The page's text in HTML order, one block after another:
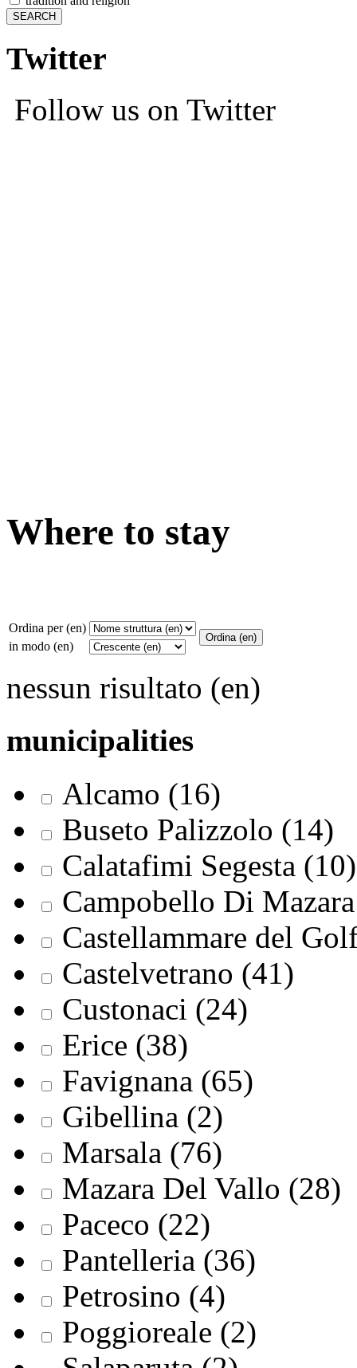
Twitter
Follow us on Twitter
Where to stay
Ordina per (en)
in modo (en)
nessun risultato (en)
municipalities
Alcamo (16)
Buseto Palizzolo (14)
Calatafimi Segesta (10)
Campobello Di
Castellammare del
Castelvetrano (41)
Custonaci (24)
Erice (38)
Favignana (65)
Gibellina (2)
Marsala (76)
Mazara Del Vallo (28)
Paceco (22)
Pantelleria (36)
Petrosino (4)
Poggioreale (2)